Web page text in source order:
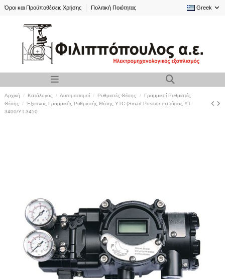
Όροι και Προϋποθέσεις Χρήσης Πολιτική Ποιότητας Greek
Αρχική Κατάλογος Αυτοματισμοί Ρυθμιστές Θέσης
Γραμμικοί Ρυθμιστές
Θέσης
Έξυπνος Γραμμικός Ρυθμιστής Θέσης YTC (Smart Positioner) τύπος YT-
3400/YT-3450